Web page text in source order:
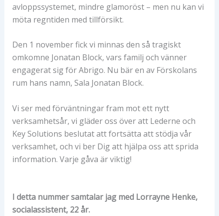
avloppssystemet, mindre glamoröst – men nu kan vi
möta regntiden med tillförsikt.
Den 1 november fick vi minnas den så tragiskt
omkomne Jonatan Block, vars familj och vänner
engagerat sig för Abrigo. Nu bär en av Förskolans
rum hans namn, Sala Jonatan Block.
Vi ser med förväntningar fram mot ett nytt
verksamhetsår, vi gläder oss över att Lederne och
Key Solutions beslutat att fortsätta att stödja vår
verksamhet, och vi ber Dig att hjälpa oss att sprida
information. Varje gåva är viktig!
I detta nummer samtalar jag med Lorrayne Henke,
socialassistent, 22 år.